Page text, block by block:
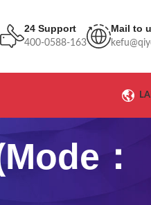
24 Support
400-0588-163
Mail to
：